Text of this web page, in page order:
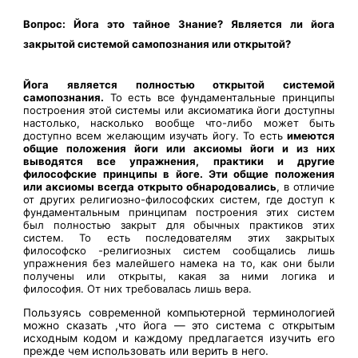
Вопрос: Йога это тайное Знание? Является ли йога
закрытой системой самопознания или открытой?
Йога является полностью открытой системой
самопознания. То есть все фундаментальные принципы
построения этой системы или аксиоматика йоги доступны
настолько, насколько вообще что-либо может быть
доступно всем желающим изучать йогу. То есть имеются
общие положения йоги или аксиомы йоги и из них
выводятся все упражнения, практики и другие
философские принципы в йоге. Эти общие положения
или аксиомы всегда открыто обнародовались, в отличие
от других религиозно-философских систем, где доступ к
фундаментальным принципам построения этих систем
был полностью закрыт для обычных практиков этих
систем. То есть последователям этих закрытых
философско -религиозных систем сообщались лишь
упражнения без малейшего намека на то, как они были
получены или открыты, какая за ними логика и
философия. От них требовалась лишь вера.
Пользуясь современной компьютерной терминологией
можно сказать ,что йога — это система с открытым
исходным кодом и каждому предлагается изучить его
прежде чем использовать или верить в него.